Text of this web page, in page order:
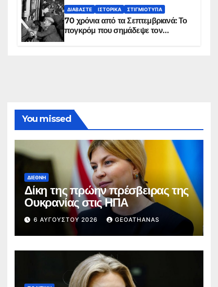
ΔΙΑΒΆΣΤΕ ΙΣΤΟΡΙΚΆ ΣΤΙΓΜΙΌΤΥΠΑ
70 χρόνια από τα Σεπτεμβριανά: Το
πογκρόμ που σημάδεψε τον
You missed
ΔΙΕΘΝΉ
Δίκη της πρώην πρέσβειρας της
Ουκρανίας στις ΗΠΑ
6 ΑΥΓΟΎΣΤΟΥ 2026 GEOATHANAS